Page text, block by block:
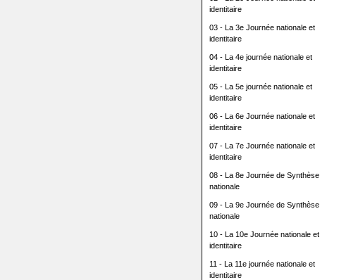
identitaire
03 - La 3e Journée nationale et
identitaire
04 - La 4e journée nationale et
identitaire
05 - La 5e journée nationale et
identitaire
06 - La 6e Journée nationale et
identitaire
07 - La 7e Journée nationale et
identitaire
08 - La 8e Journée de Synthèse
nationale
09 - La 9e Journée de Synthèse
nationale
10 - La 10e Journée nationale et
identitaire
11 - La 11e journée nationale et
identitaire